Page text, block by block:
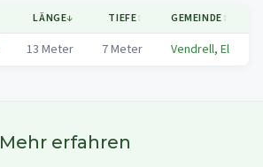
LÄNGE↓ TIEFE↕ GEMEINDE↕
13 Meter 7Meter Vendrell, El
Mehr erfahren